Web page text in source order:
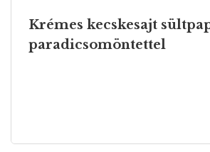
Krémes kecskesajt
paradicsomöntettel